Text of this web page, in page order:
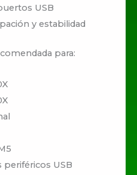
USB
y estabilidad
para:
USB